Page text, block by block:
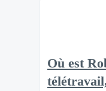
Où est